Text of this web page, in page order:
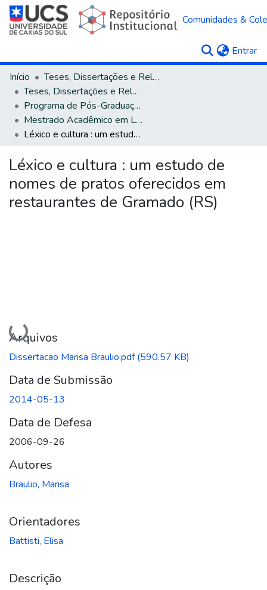
Comunidades &
Entrar
Início
Teses, Dissertações e Relatórios
Teses, Dissertações e Relatórios defendidos na UCS
Programa de Pós-Graduação em Letras
Mestrado Acadêmico em Letras e Cultura
Léxico e cultura : um estudo de nomes de pratos oferecidos em restaurantes de Gramado (RS)
Léxico e cultura : um estudo de
nomes de pratos oferecidos em
restaurantes de Gramado (RS)
Carregando...
Arquivos
Dissertacao Marisa Braulio.pdf(590.57 KB)
Data de Submissão
2014-05-13
Data de Defesa
2006-09-26
Autores
Braulio, Marisa
Orientadores
Battisti, Elisa
Descrição